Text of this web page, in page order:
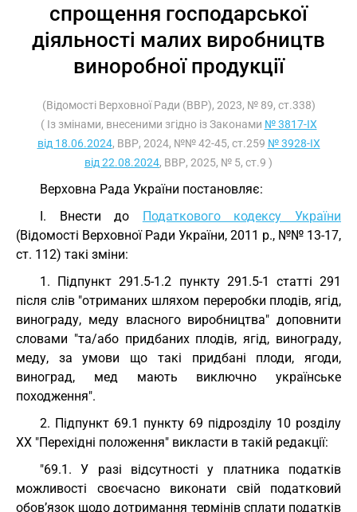
спрощення господарської
діяльності малих виробництв
виноробної продукції
(Відомості Верховної Ради (ВВР), 2023, № 89, ст.338)
( Із змінами, внесеними згідно із Законами № 3817-IX
від 18.06.2024, ВВР, 2024, №№ 42-45, ст.259 № 3928-IX
від 22.08.2024, ВВР, 2025, № 5, ст.9 )
Верховна Рада України постановляє:
I. Внести до Податкового кодексу України
(Відомості Верховної Ради України, 2011 р., №№ 13-17,
ст. 112) такі зміни:
1. Підпункт 291.5-1.2 пункту 291.5-1 статті 291
після слів "отриманих шляхом переробки плодів, ягід,
винограду, меду власного виробництва" доповнити
словами "та/або придбаних плодів, ягід, винограду,
меду, за умови що такі придбані плоди, ягоди,
виноград, мед мають виключно українське
походження".
2. Підпункт 69.1 пункту 69 підрозділу 10 розділу
XX "Перехідні положення" викласти в такій редакції:
"69.1. У разі відсутності у платника податків
можливості своєчасно виконати свій податковий
обов’язок щодо дотримання термінів сплати податків